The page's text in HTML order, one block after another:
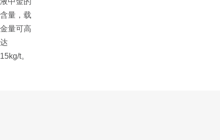
含量，载
金量可高
达
15kg/t。